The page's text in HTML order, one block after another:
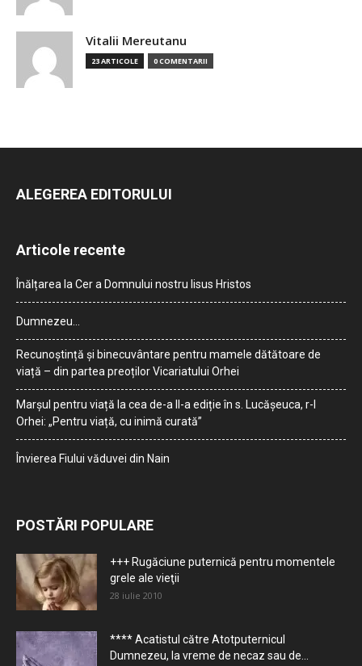
Vitalii Mereutanu
23 ARTICOLE 0 COMENTARII
ALEGEREA EDITORULUI
Articole recente
Înălțarea la Cer a Domnului nostru Iisus Hristos
Dumnezeu…
Recunoștință și binecuvântare pentru mamele dătătoare de
viață – din partea preoților Vicariatului Orhei
Marșul pentru viață la cea de-a II-a ediție în s. Lucășeuca, r-l
Orhei: „Pentru viață, cu inimă curată”
Învierea Fiului văduvei din Nain
POSTĂRI POPULARE
+++ Rugăciune puternică pentru momentele
grele ale vieţii
28 iulie 2010
**** Acatistul către Atotputernicul
Dumnezeu, la vreme de necaz sau de...